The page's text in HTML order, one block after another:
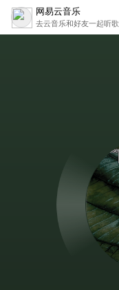
网易云音乐
去云音乐和好友一起听歌